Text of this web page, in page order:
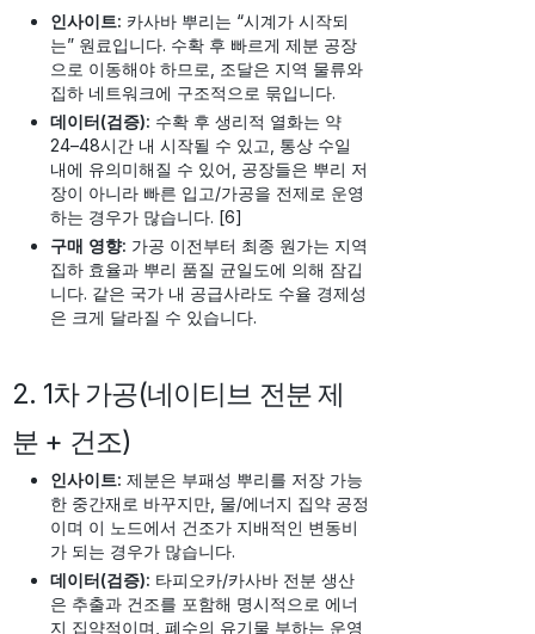
인사이트: 카사바 뿌리는 “시계가 시작되
는” 원료입니다. 수확 후 빠르게 제분 공장
으로 이동해야 하므로, 조달은 지역 물류와
집하 네트워크에 구조적으로 묶입니다.
데이터(검증): 수확 후 생리적 열화는 약
24–48시간 내 시작될 수 있고, 통상 수일
내에 유의미해질 수 있어, 공장들은 뿌리 저
장이 아니라 빠른 입고/가공을 전제로 운영
하는 경우가 많습니다. [6]
구매 영향: 가공 이전부터 최종 원가는 지역
집하 효율과 뿌리 품질 균일도에 의해 잠깁
니다. 같은 국가 내 공급사라도 수율 경제성
은 크게 달라질 수 있습니다.
2. 1차 가공(네이티브 전분 제
분 + 건조)
인사이트: 제분은 부패성 뿌리를 저장 가능
한 중간재로 바꾸지만, 물/에너지 집약 공정
이며 이 노드에서 건조가 지배적인 변동비
가 되는 경우가 많습니다.
데이터(검증): 타피오카/카사바 전분 생산
은 추출과 건조를 포함해 명시적으로 에너
지 집약적이며, 폐수의 유기물 부하는 운영